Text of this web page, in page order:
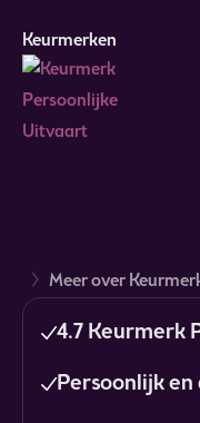
Keurmerken
Meer over
4.7 Keurmerk
Persoonlijk en